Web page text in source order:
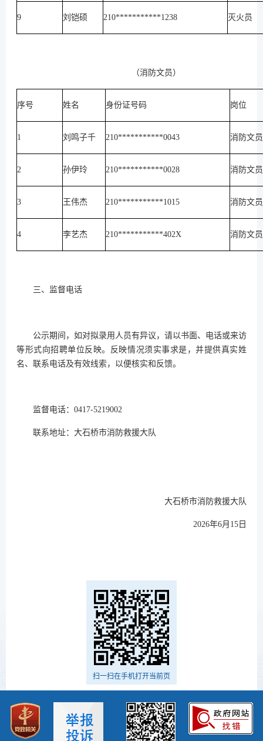
9 刘铠硕 210***********1238 灭火员
（消防文员）
序号 姓名 身份证号码 岗位
1 刘鸣子千 210***********0043 消防文员
2 孙伊玲 210***********0028 消防文员
3 王伟杰 210***********1015 消防文员
4 李艺杰 210***********402X 消防文员
三、监督电话
公示期间，如对拟录用人员有异议，请以书面、电话或来访
等形式向招聘单位反映。反映情况须实事求是，并提供真实姓
名、联系电话及有效线索，以便核实和反馈。
监督电话：0417-5219002
联系地址：大石桥市消防救援大队
大石桥市消防救援大队
2026年6月15日
扫一扫在手机打开当前页